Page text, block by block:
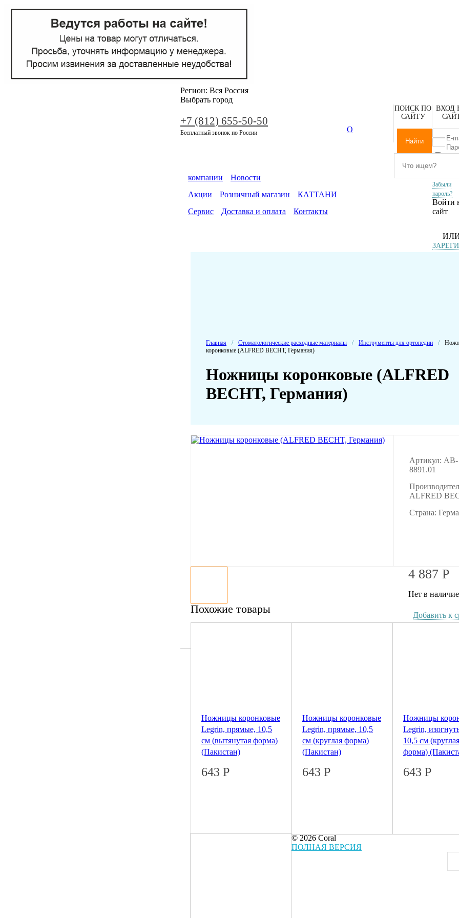
Регион: Вся Россия
Выбрать город
+7 (812) 655-50-50
Бесплатный звонок по России
ВХОД
Забыли
пароль?
Войти
сайт
ПОИСК ПО
САЙТУ
О
компании
Новости
Акции
Розничный магазин
КАТТАНИ
Сервис
Доставка и оплата Контакты
Главная / Стоматологические расходные материалы / Инструменты для ортопедии /
коронковые (ALFRED BECHT, Германия)
Ножницы коронковые (ALFRED
BECHT, Германия)
Артикул: AB-
8891.01
ALFRED
Страна:
4 887 Р
Нет в
Добавить к
Похожие товары
Ножницы коронковые
Legrin, прямые, 10,5
см (вытянутая форма)
(Пакистан)
643 Р
Ножницы коронковые
Legrin, прямые, 10,5
см (круглая форма)
(Пакистан)
643 Р
Ножницы
Legrin,
10,5 см (круглая
форма)
643 Р
© 2026 Coral
ПОЛНАЯ ВЕРСИЯ